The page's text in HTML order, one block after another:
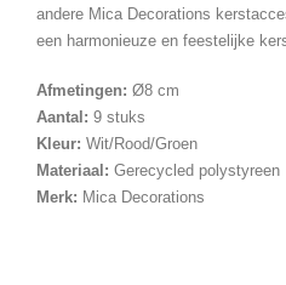
andere Mica Decorations
een harmonieuze en feestelijke
Afmetingen: Ø8 cm
Aantal: 9 stuks
Kleur: Wit/Rood/Groen
Materiaal: Gerecycled polystyreen
Merk: Mica Decorations